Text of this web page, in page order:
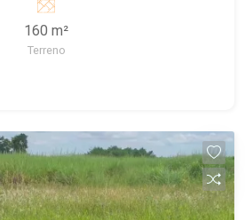
para iniciar sua obra.
Regina Picelli, o
ótima região, com fácil
seu projeto.
160 m²
Terreno